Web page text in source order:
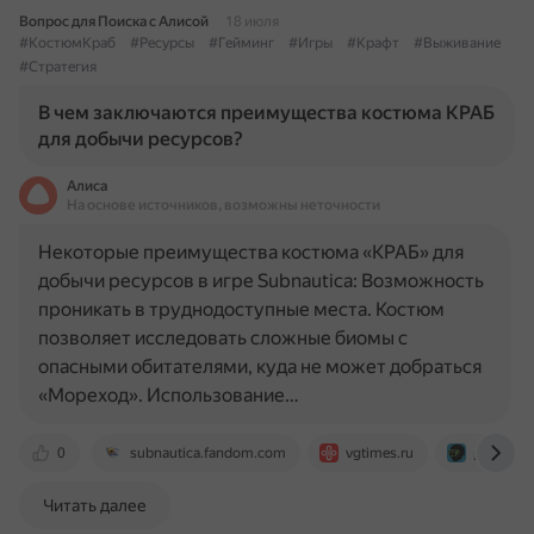
Вопрос для Поиска с Алисой
18 июля
#КостюмКраб
#Ресурсы #Гейминг #Игры #Крафт
#Выживание
#Стратегия
В чем заключаются преимущества костюма КРАБ
для добычи ресурсов?
Алиса
На основе источников, возможны неточности
0 subnautica.fandom.com vgtimes.ru
Некоторые преимущества костюма «КРАБ» для
добычи ресурсов в игре Subnautica: Возможность
проникать в труднодоступные места. Костюм
позволяет исследовать сложные биомы с
опасными обитателями, куда не может добраться
«Мореход». Использование…
Читать далее